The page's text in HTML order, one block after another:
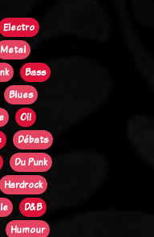
Electro
Metal
Bass
Blues
Oi!
Débats
Du Punk
Hardrock
D&B
Humour